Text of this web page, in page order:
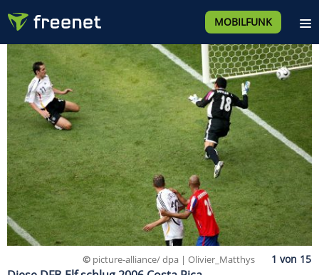
MOBILFUNK
© picture-alliance/ dpa | Olivier_Matthys